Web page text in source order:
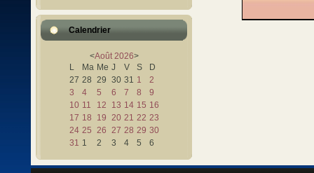
Calendrier
<Août 2026>
L
Ma Me J V S
D
27 28 29 30 31 1
2
3
4 5 6 7 8
9
10 11 12 13 14 15 16
17 18 19 20 21 22 23
24 25 26 27 28 29 30
31 1 2 3 4 5 6